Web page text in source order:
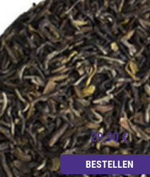
29,90 €
BESTELLEN